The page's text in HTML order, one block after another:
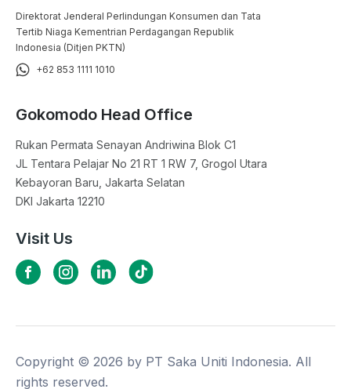
Direktorat Jenderal Perlindungan Konsumen dan Tata
Tertib Niaga Kementrian Perdagangan Republik
Indonesia (Ditjen PKTN)
+62 853 1111 1010
Gokomodo Head Office
Rukan Permata Senayan Andriwina Blok C1
JL Tentara Pelajar No 21 RT 1 RW 7, Grogol Utara
Kebayoran Baru, Jakarta Selatan
DKI Jakarta 12210
Visit Us
Copyright © 2026 by PT Saka Uniti Indonesia. All
rights reserved.